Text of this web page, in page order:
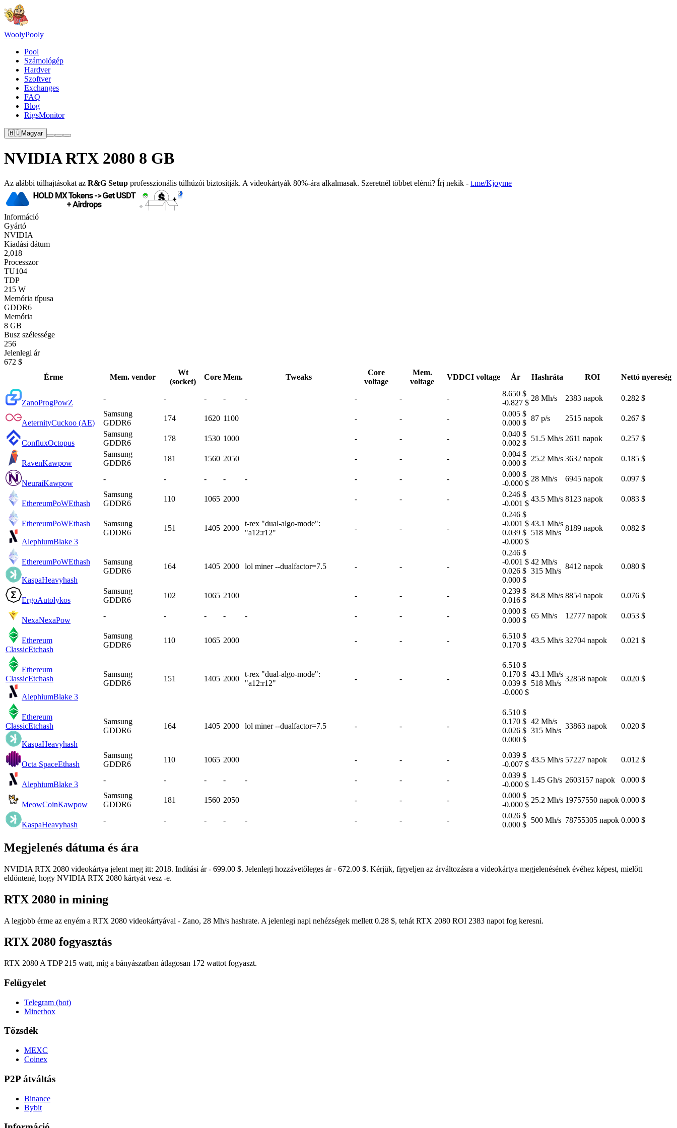
WoolyPooly
Pool
Számológép
Hardver
Szoftver
Exchanges
FAQ
Blog
RigsMonitor
🇭🇺Magyar
NVIDIA RTX 2080 8 GB
Az alábbi túlhajtásokat az R&G Setup professzionális túlhúzói biztosítják. A videokártyák 80%-ára alkalmasak. Szeretnél többet elérni? Írj nekik - t.me/Kjoyme
Információ
Gyártó
NVIDIA
Kiadási dátum
2,018
Processzor
TU104
TDP
215 W
Memória típusa
GDDR6
Memória
8 GB
Busz szélessége
256
Jelenlegi ár
672 $
Érme
Mem. vendor
Wt
(socket)
Core Mem. Tweaks
Core
voltage
Mem.
voltage
VDDCI voltage Ár Hashráta ROI Nettó nyereség
ZanoProgPowZ
- - - - - - - -
8.650 $
-0.827 $
28 Mh/s 2383 napok 0.282 $
AeternityCuckoo (AE)
Samsung
GDDR6
174 1620 1100 - - -
0.005 $
0.000 $
87 p/s 2515 napok 0.267 $
ConfluxOctopus
Samsung
GDDR6
178 1530 1000 - - -
0.040 $
0.002 $
51.5 Mh/s 2611 napok 0.257 $
RavenKawpow
Samsung
GDDR6
181 1560 2050 - - -
0.004 $
0.000 $
25.2 Mh/s 3632 napok 0.185 $
NeuraiKawpow
- - - - - - - -
0.000 $
-0.000 $
28 Mh/s 6945 napok 0.097 $
EthereumPoWEthash
Samsung
GDDR6
110 1065 2000 - - -
0.246 $
-0.001 $
43.5 Mh/s 8123 napok 0.083 $
EthereumPoWEthash
AlephiumBlake 3
Samsung
GDDR6
151 1405 2000
t-rex "dual-algo-mode":
"a12:r12"
- - -
0.246 $
-0.001 $
0.039 $
-0.000 $
43.1 Mh/s
518 Mh/s
8189 napok 0.082 $
EthereumPoWEthash
KaspaHeavyhash
Samsung
GDDR6
164 1405 2000 lol miner --dualfactor=7.5 - - -
0.246 $
-0.001 $
0.026 $
0.000 $
42 Mh/s
315 Mh/s
8412 napok 0.080 $
ErgoAutolykos
Samsung
GDDR6
102 1065 2100 - - -
0.239 $
0.016 $
84.8 Mh/s 8854 napok 0.076 $
NexaNexaPow
- - - - - - - -
0.000 $
0.000 $
65 Mh/s 12777 napok 0.053 $
Ethereum
ClassicEtchash
Samsung
GDDR6
110 1065 2000 - - -
6.510 $
0.170 $
43.5 Mh/s 32704 napok 0.021 $
Ethereum
ClassicEtchash
AlephiumBlake 3
Samsung
GDDR6
151 1405 2000
t-rex "dual-algo-mode":
"a12:r12"
- - -
6.510 $
0.170 $
0.039 $
-0.000 $
43.1 Mh/s
518 Mh/s
32858 napok 0.020 $
Ethereum
ClassicEtchash
KaspaHeavyhash
Samsung
GDDR6
164 1405 2000 lol miner --dualfactor=7.5 - - -
6.510 $
0.170 $
0.026 $
0.000 $
42 Mh/s
315 Mh/s
33863 napok 0.020 $
Octa SpaceEthash
Samsung
GDDR6
110 1065 2000 - - -
0.039 $
-0.007 $
43.5 Mh/s 57227 napok 0.012 $
AlephiumBlake 3
- - - - - - - -
0.039 $
-0.000 $
1.45 Gh/s 2603157 napok 0.000 $
MeowCoinKawpow
Samsung
GDDR6
181 1560 2050 - - -
0.000 $
-0.000 $
25.2 Mh/s 19757550 napok 0.000 $
KaspaHeavyhash
- - - - - - - -
0.026 $
0.000 $
500 Mh/s 78755305 napok 0.000 $
Megjelenés dátuma és ára
NVIDIA RTX 2080 videokártya jelent meg itt: 2018. Indítási ár - 699.00 $. Jelenlegi hozzávetőleges ár - 672.00 $. Kérjük, figyeljen az árváltozásra a videokártya megjelenésének évéhez képest, mielőtt
eldöntené, hogy NVIDIA RTX 2080 kártyát vesz -e.
RTX 2080 in mining
A legjobb érme az enyém a RTX 2080 videokártyával - Zano, 28 Mh/s hashrate. A jelenlegi napi nehézségek mellett 0.28 $, tehát RTX 2080 ROI 2383 napot fog keresni.
RTX 2080 fogyasztás
RTX 2080 A TDP 215 watt, míg a bányászatban átlagosan 172 wattot fogyaszt.
Felügyelet
Telegram (bot)
Minerbox
Tőzsdék
MEXC
Coinex
P2P átváltás
Binance
Bybit